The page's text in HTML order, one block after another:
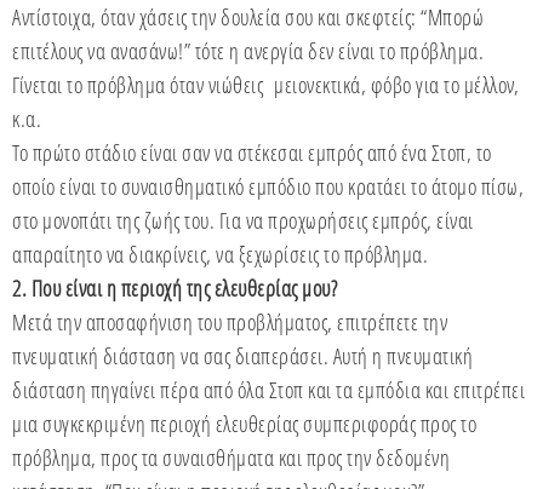
Αντίστοιχα, όταν χάσεις την δουλεία σου και σκεφτείς: “Μπορώ
επιτέλους να ανασάνω!” τότε η ανεργία δεν είναι το πρόβλημα.
Γίνεται το πρόβλημα όταν νιώθεις μειονεκτικά, φόβο για το μέλλον,
κ.α.
Το πρώτο στάδιο είναι σαν να στέκεσαι εμπρός από ένα Στοπ, το
οποίο είναι το συναισθηματικό εμπόδιο που κρατάει το άτομο πίσω,
στο μονοπάτι της ζωής του. Για να προχωρήσεις εμπρός, είναι
απαραίτητο να διακρίνεις, να ξεχωρίσεις το πρόβλημα.
2. Που είναι η περιοχή της ελευθερίας μου?
Μετά την αποσαφήνιση του προβλήματος, επιτρέπετε την
πνευματική διάσταση να σας διαπεράσει. Αυτή η πνευματική
διάσταση πηγαίνει πέρα από όλα Στοπ και τα εμπόδια και επιτρέπει
μια συγκεκριμένη περιοχή ελευθερίας συμπεριφοράς προς το
πρόβλημα, προς τα συναισθήματα και προς την δεδομένη